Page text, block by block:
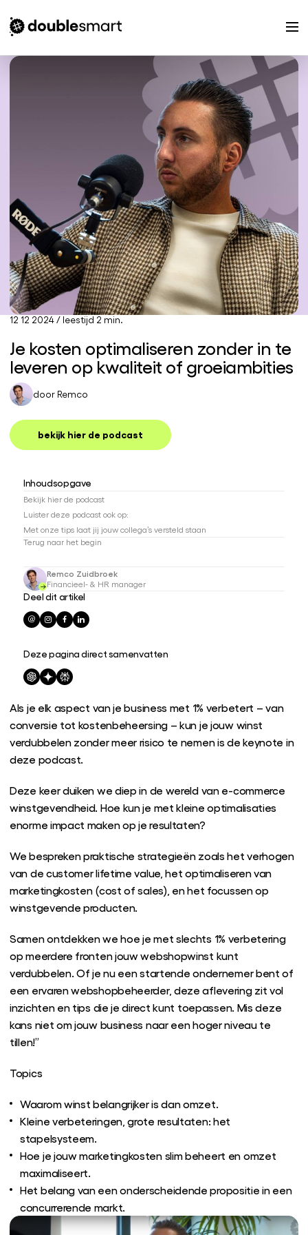
12 12 2024/ leestijd 2 min.
Je kosten optimaliseren zonder in te
leveren op kwaliteit of groeiambities
door Remco
bekijk hier de podcast
Inhoudsopgave
Bekijk hier de podcast
Luister deze podcast ook op:
Met onze tips laat jij jouw collega’s versteld staan
Terug naar het begin
Remco Zuidbroek
Financieel- & HR manager
Deel dit artikel
Deze pagina direct samenvatten
Als je elk aspect van je business met 1% verbetert – van
conversie tot kostenbeheersing – kun je jouw winst
verdubbelen zonder meer risico te nemen is de keynote in
deze podcast.
Deze keer duiken we diep in de wereld van e-commerce
winstgevendheid. Hoe kun je met kleine optimalisaties
enorme impact maken op je resultaten?
We bespreken praktische strategieën zoals het verhogen
van de customer lifetime value, het optimaliseren van
marketingkosten (cost of sales), en het focussen op
winstgevende producten.
Samen ontdekken we hoe je met slechts 1% verbetering
op meerdere fronten jouw webshopwinst kunt
verdubbelen. Of je nu een startende ondernemer bent of
een ervaren webshopbeheerder, deze aflevering zit vol
inzichten en tips die je direct kunt toepassen. Mis deze
kans niet om jouw business naar een hoger niveau te
tillen!”
Topics
Waarom winst belangrijker is dan omzet.
Kleine verbeteringen, grote resultaten: het
stapelsysteem.
Hoe je jouw marketingkosten slim beheert en omzet
maximaliseert.
Het belang van een onderscheidende propositie in een
concurrerende markt.